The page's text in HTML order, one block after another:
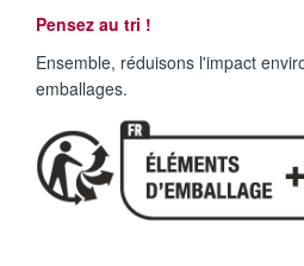
Pensez au tri !
Ensemble, réduisons l'impact
emballages.